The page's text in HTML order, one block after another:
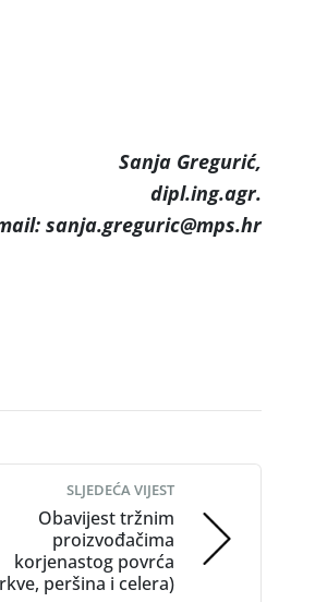
dipl.ing.agr.
sanja.greguric@mps.hr
SLJEDEĆA VIJEST
Obavijest tržnim
proizvođačima
korjenastog povrća
peršina i celera)